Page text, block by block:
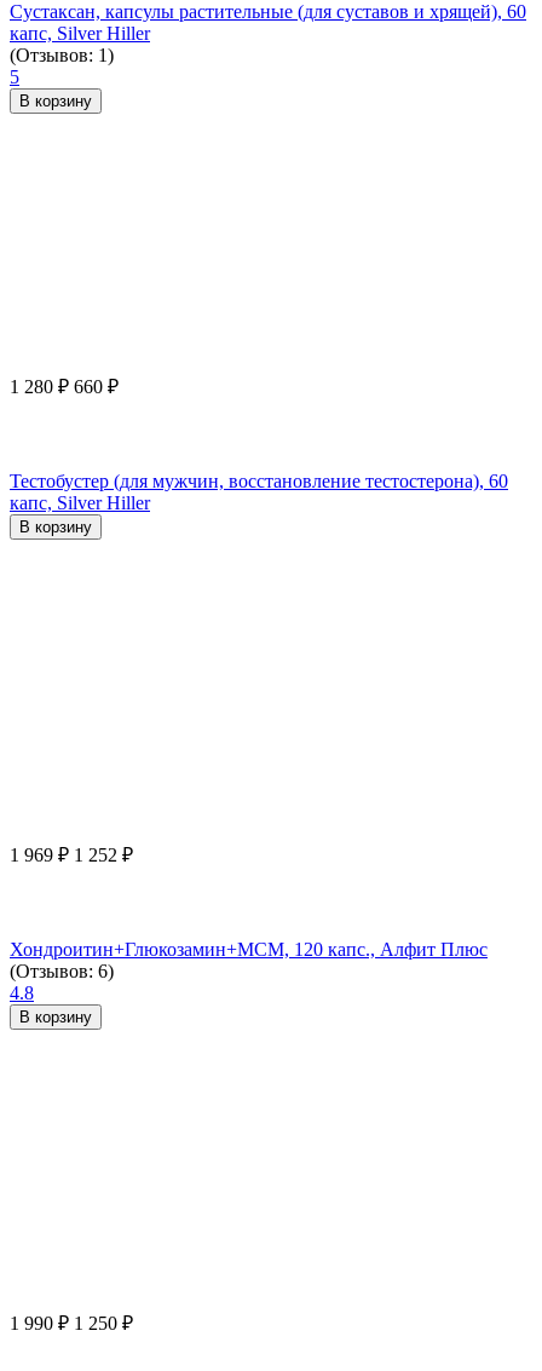
Сустаксан, капсулы растительные (для суставов и хрящей), 60
капс, Silver Hiller
(Отзывов: 1)
5
В корзину
1 280 ₽ 660 ₽
Тестобустер (для мужчин, восстановление тестостерона), 60
капс, Silver Hiller
В корзину
1 969 ₽ 1 252 ₽
Хондроитин+Глюкозамин+МСМ, 120 капс., Алфит Плюс
(Отзывов: 6)
4.8
В корзину
1 990 ₽ 1 250 ₽